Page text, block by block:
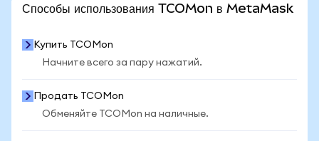
Способы использования TCOMon в MetaMask
Купить TCOMon
Начните всего за пару нажатий.
Продать TCOMon
Обменяйте TCOMon на наличные.